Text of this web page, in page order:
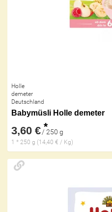
Holle
demeter
Deutschland
Babymüsli Holle demeter
3,60 € *
/ 250 g
1 * 250 g (14,40 € / Kg)